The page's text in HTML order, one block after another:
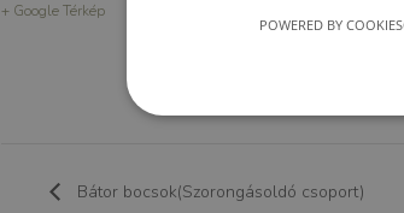
+ Google Térkép
Bátor bocsok(Szorongásoldó csoport)
POWERED BY